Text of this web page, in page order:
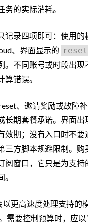
务的实际消耗。
记录四项即可：使用的
、界面显示的 reset
。不同账号或时段出现
算错误。
、邀请奖励或故障
长期套餐承诺。界面出
效期；没有入口时不要
三方脚本规避限制。购
阅窗口，它只是为支持
以更高速度处理支持的
需要控制预算时，应以